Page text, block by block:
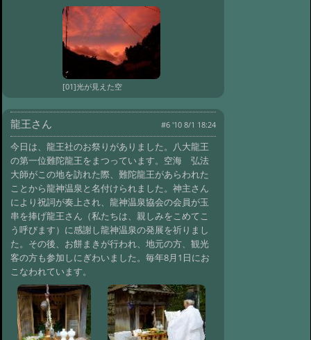
[01]光が見えた空
龍王さん #6 '10 8/1 18:24
今日は、龍王社のお祭りがありました。八大龍王
の第一位難陀龍王をまつっています。空海 弘法
大師がこの地を訪れた際、難陀龍王があらわれた
ことから龍神温泉と名付けられました。神主さん
により祝詞が奏上され、龍神温泉協会の会員が玉
串を捧げ龍王さん（私たちは、親しみをこめてこ
う呼びます）に感謝し龍神温泉の発展を祈りまし
た。その後、お餅まきが行われ、地元の方、観光
客の方も参加しにぎわいました。毎年8月1日にお
こなわれています。